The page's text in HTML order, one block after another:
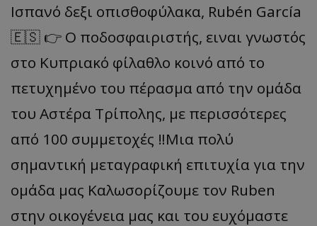
Ισπανό δεξι οπισθοφύλακα, Rubén García
🇪🇸 👉 Ο ποδοσφαιριστής, ειναι γνωστός
στο Κυπριακό φίλαθλο κοινό από το
πετυχημένο του πέρασμα από την ομάδα
του Αστέρα Τρίπολης, με περισσότερες
από 100 συμμετοχές ‼️Μια πολύ
σημαντική μεταγραφική επιτυχία για την
ομάδα μας Καλωσορίζουμε τον Ruben
στην οικογένεια μας και του ευχόμαστε